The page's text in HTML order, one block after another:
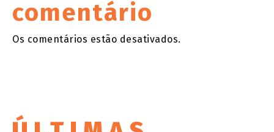
comentário
Os comentários estão desativados.